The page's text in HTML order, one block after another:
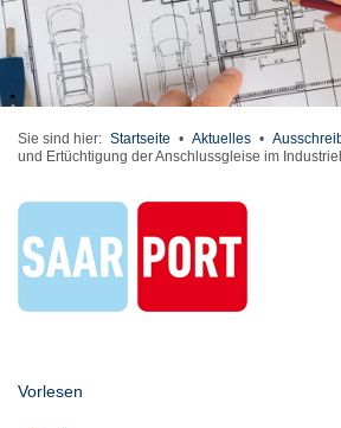
Sie sind hier: Startseite • Aktuelles •
und Ertüchtigung der Anschlussgleise im
Vorlesen